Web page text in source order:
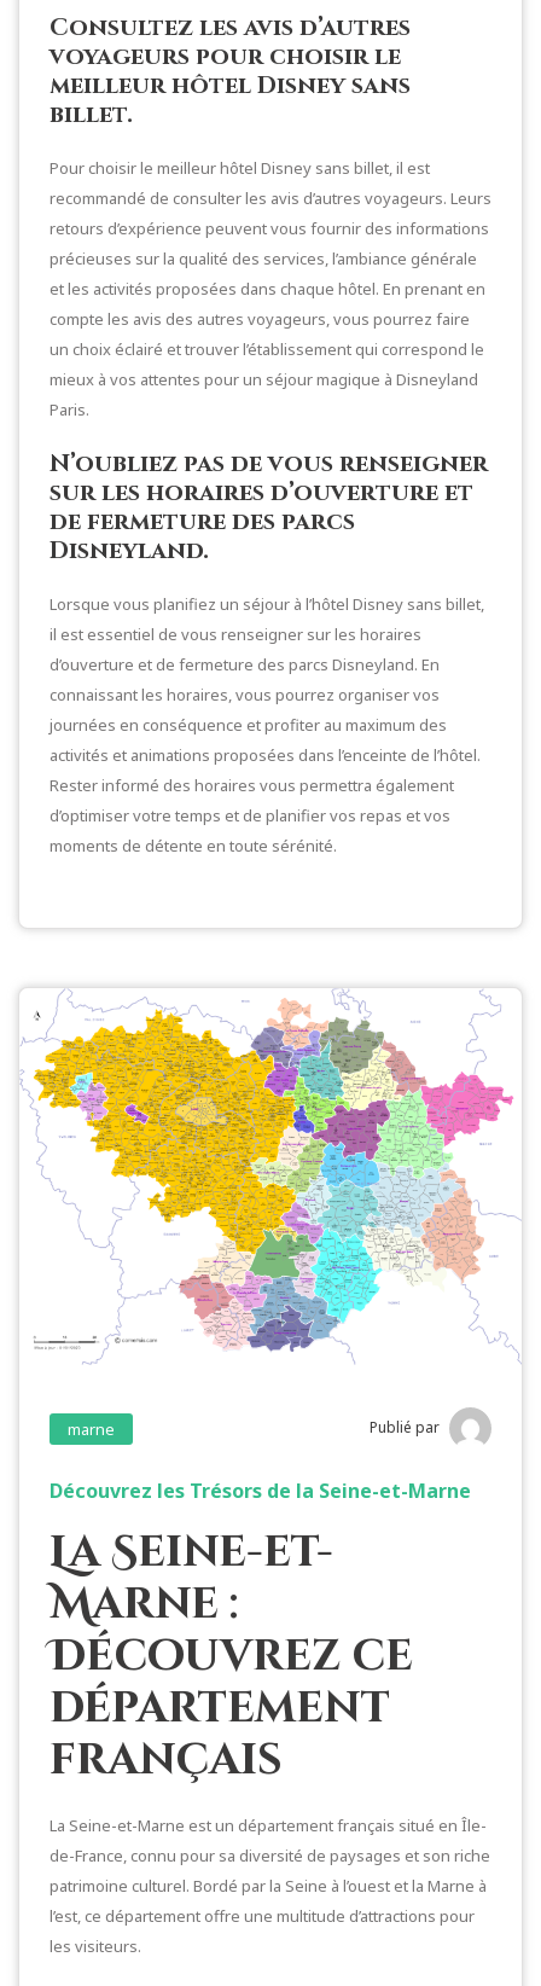
Consultez les avis d’autres
voyageurs pour choisir le
meilleur hôtel Disney sans
billet.
Pour choisir le meilleur hôtel Disney sans billet, il est
recommandé de consulter les avis d’autres voyageurs. Leurs
retours d’expérience peuvent vous fournir des informations
précieuses sur la qualité des services, l’ambiance générale
et les activités proposées dans chaque hôtel. En prenant en
compte les avis des autres voyageurs, vous pourrez faire
un choix éclairé et trouver l’établissement qui correspond le
mieux à vos attentes pour un séjour magique à Disneyland
Paris.
N’oubliez pas de vous renseigner
sur les horaires d’ouverture et
de fermeture des parcs
Disneyland.
Lorsque vous planifiez un séjour à l’hôtel Disney sans billet,
il est essentiel de vous renseigner sur les horaires
d’ouverture et de fermeture des parcs Disneyland. En
connaissant les horaires, vous pourrez organiser vos
journées en conséquence et profiter au maximum des
activités et animations proposées dans l’enceinte de l’hôtel.
Rester informé des horaires vous permettra également
d’optimiser votre temps et de planifier vos repas et vos
moments de détente en toute sérénité.
marne Publié par
Découvrez les Trésors de la Seine-et-Marne
La Seine-et-
Marne :
Découvrez ce
département
français
La Seine-et-Marne est un département français situé en Île-
de-France, connu pour sa diversité de paysages et son riche
patrimoine culturel. Bordé par la Seine à l’ouest et la Marne à
l’est, ce département offre une multitude d’attractions pour
les visiteurs.